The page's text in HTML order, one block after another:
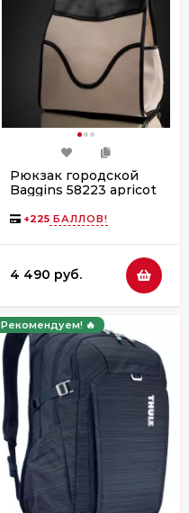
Рюкзак городской
Baggins 58223 apricot
+225 БАЛЛОВ!
4 490 руб.
Рекомендуем! 🔥